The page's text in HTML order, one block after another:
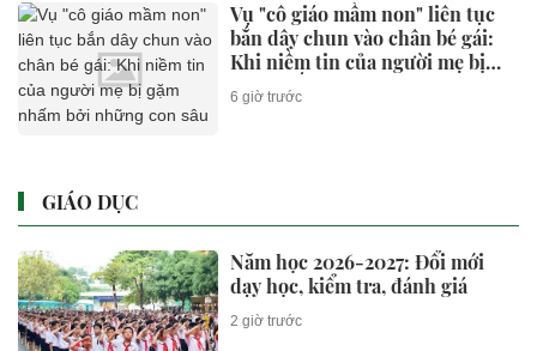
Vụ "cô giáo mầm non" liên tục
bắn dây chun vào chân bé gái:
Khi niềm tin của người mẹ bị
gặm nhấm bởi những con sâu
mọt
6 giờ trước
GIÁO DỤC
Năm học 2026-2027: Đổi mới
dạy học, kiểm tra, đánh giá
2 giờ trước